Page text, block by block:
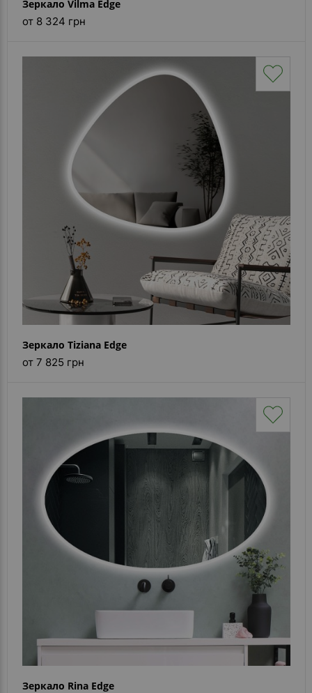
Зеркало Vilma Edge
от 8 324 грн
Зеркало Tiziana Edge
от 7 825 грн
Зеркало Rina Edge